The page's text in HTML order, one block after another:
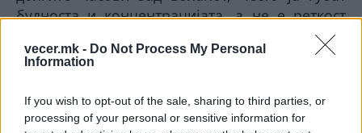
vecer.mk - Do Not Process My Personal
Information
If you wish to opt-out of the sale, sharing to third parties, or
processing of your personal or sensitive information for
будноста и концентрацијата, а не е реткост
некои дури и да заспијат при возење – што
резултира со несреќи од трагичен карактер.
Министерството за внатрешни работи и
Републичкиот совет за безбедност на